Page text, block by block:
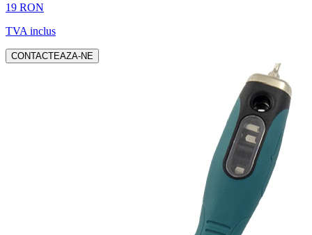
19 RON
TVA inclus
CONTACTEAZA-NE